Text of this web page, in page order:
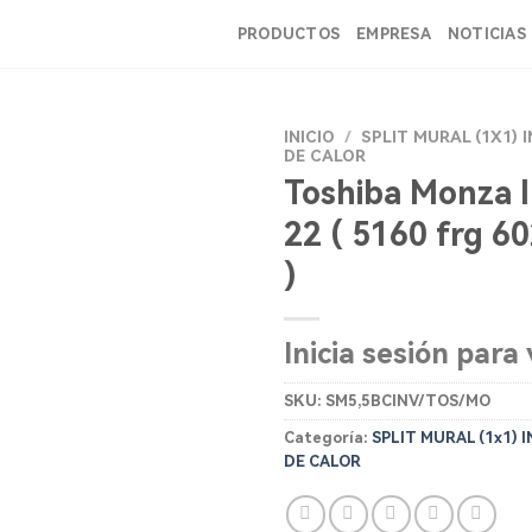
PRODUCTOS EMPRESA NOTICIAS
INICIO / SPLIT MURAL (1X1)
DE CALOR
Toshiba Monza
22 ( 5160 frg
)
Inicia sesión para
SKU: SM5,5BCINV/TOS/MO
Categoría: SPLIT MURAL (1x1)
DE CALOR